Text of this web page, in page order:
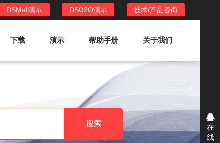
技术/产品咨询
DSO2O演示
DSMall演示
功能列表
提供新零售线上化经营管理工具，基于
LBS定位，只为让更多客户、多次到店
费
下载 演示 帮助手册 关于我们
搜索
在
线